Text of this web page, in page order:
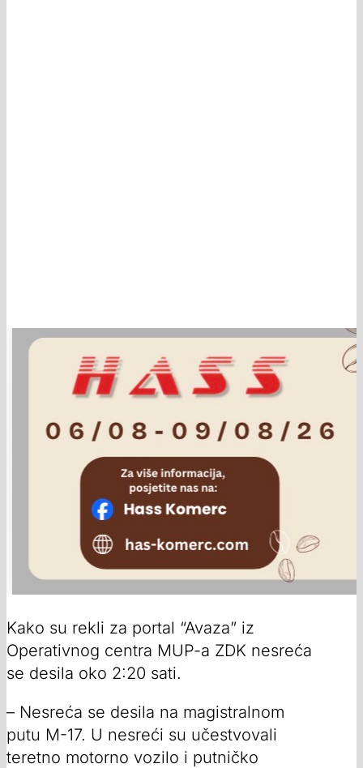
Kako su rekli za portal “Avaza” iz
Operativnog centra MUP-a ZDK nesreća
se desila oko 2:20 sati.
– Nesreća se desila na magistralnom
putu M-17. U nesreći su učestvovali
teretno motorno vozilo i putničko